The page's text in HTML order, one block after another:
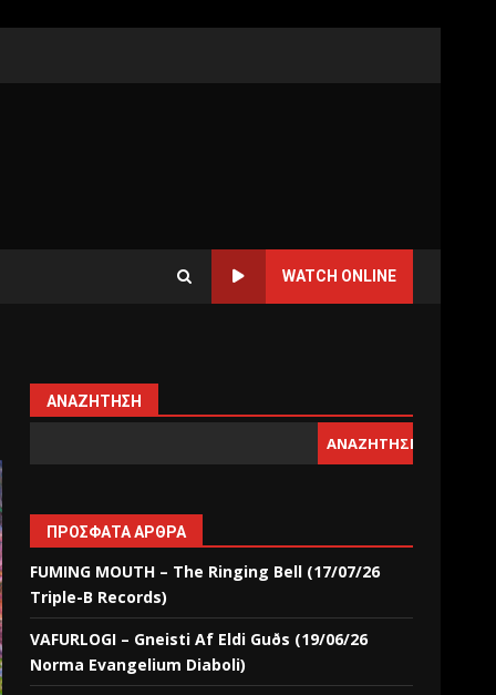
WATCH ONLINE
ΑΝΑΖΉΤΗΣΗ
ΑΝΑΖΉΤΗΣΗ
ΠΡΌΣΦΑΤΑ ΆΡΘΡΑ
FUMING MOUTH – The Ringing Bell (17/07/26
Triple-B Records)
VAFURLOGI – Gneisti Af Eldi Guðs (19/06/26
Norma Evangelium Diaboli)